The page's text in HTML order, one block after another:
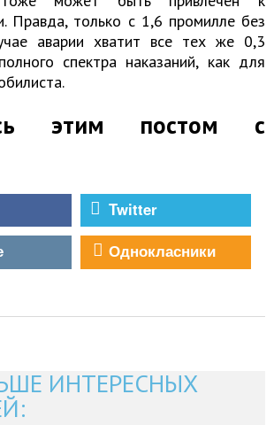
Правда, только с 1,6 промилле без
аварии хватит все тех же 0,3
спектра наказаний, как для
этим постом с
Twitter
Однокласники
ИНТЕРЕСНЫХ